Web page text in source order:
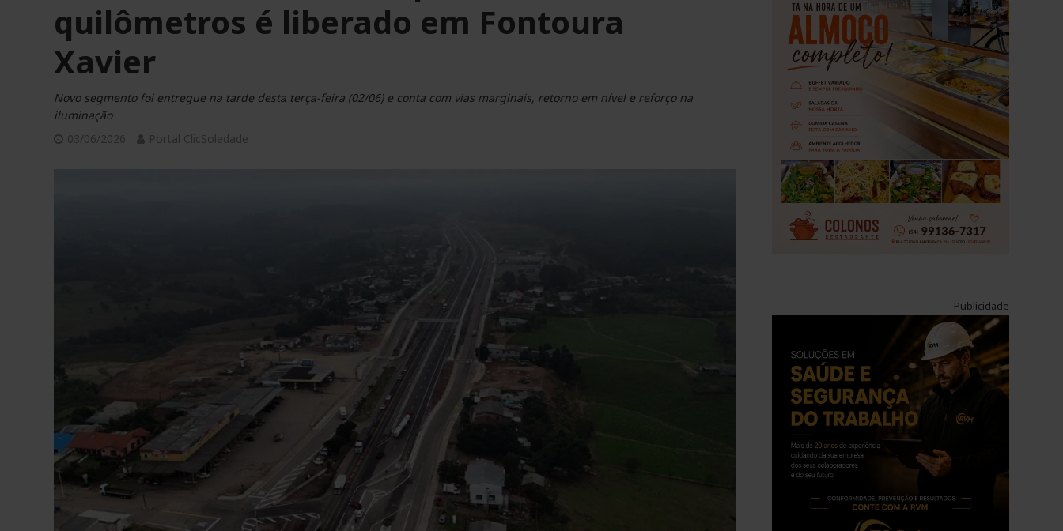
quilômetros é liberado em Fontoura
Xavier
Novo segmento foi entregue na tarde desta terça-feira (02/06) e conta com vias marginais, retorno em nível e reforço na
iluminação
03/06/2026
Portal ClicSoledade
Publicidade